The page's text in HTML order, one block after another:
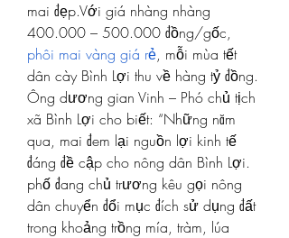
mai đẹp.Với giá nhàng nhàng
phôi mai vàng giá rẻ, mỗi mùa tết
dân cày Bình Lợi thu về hàng tỷ đồng.
Ông dương gian Vinh – Phó chủ tịch
xã Bình Lợi cho biết: “Những năm
qua, mai đem lại nguồn lợi kinh tế
đáng đề cập cho nông dân Bình Lợi.
phố đang chủ trương kêu gọi nông
dân chuyển đổi mục đích sử dụng đất
trong khoảng trồng mía, tràm, lúa